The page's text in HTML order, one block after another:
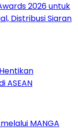
2026 untuk
Distribusi Siaran
ASEAN
MANGA